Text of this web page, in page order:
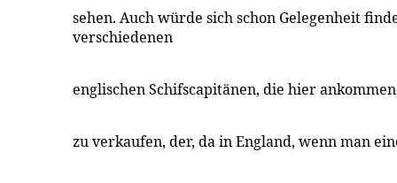
sehen. Auch würde sich schon Gelegenheit
verschiedenen
englischen Schifscapitänen, die hier
zu verkaufen, der, da in England, wenn man